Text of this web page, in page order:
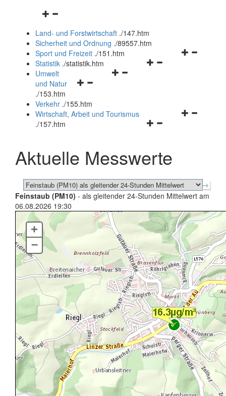
Navigationsmenü
und
schließen
Land- und Forstwirtschaft ./147.htm
Sicherheit und Ordnung ./89557.htm
Navigationsmenü
Sport und Freizeit ./151.htm
Navigationsmenü
Statistik ./statistik.htm
Navigationsmenü
und
schließen
Umwelt
und Natur
./153.htm
Verkehr ./155.htm
Navigationsmenü
schließen
Wirtschaft, Arbeit und Tourismus
./157.htm
Aktuelle Messwerte
Feinstaub (PM10) - als gleitender 24-Stunden Mittelwert am
06.08.2026 19:30
+
–